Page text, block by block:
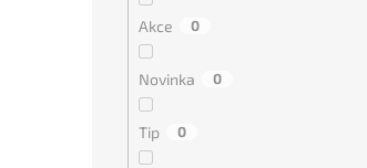
Akce 0
Novinka 0
Tip 0